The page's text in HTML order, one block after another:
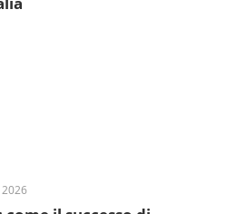
2026